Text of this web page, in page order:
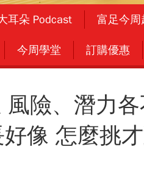
耳朵 Podcast 富足今周
今周學堂 訂購優惠
險、潛力
像 怎麼挑